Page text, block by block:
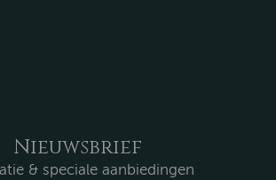
Nieuwsbrief
& speciale aanbiedingen